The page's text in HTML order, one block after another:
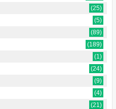
(25)
(5)
(89)
(189)
(1)
(24)
(9)
(4)
(21)